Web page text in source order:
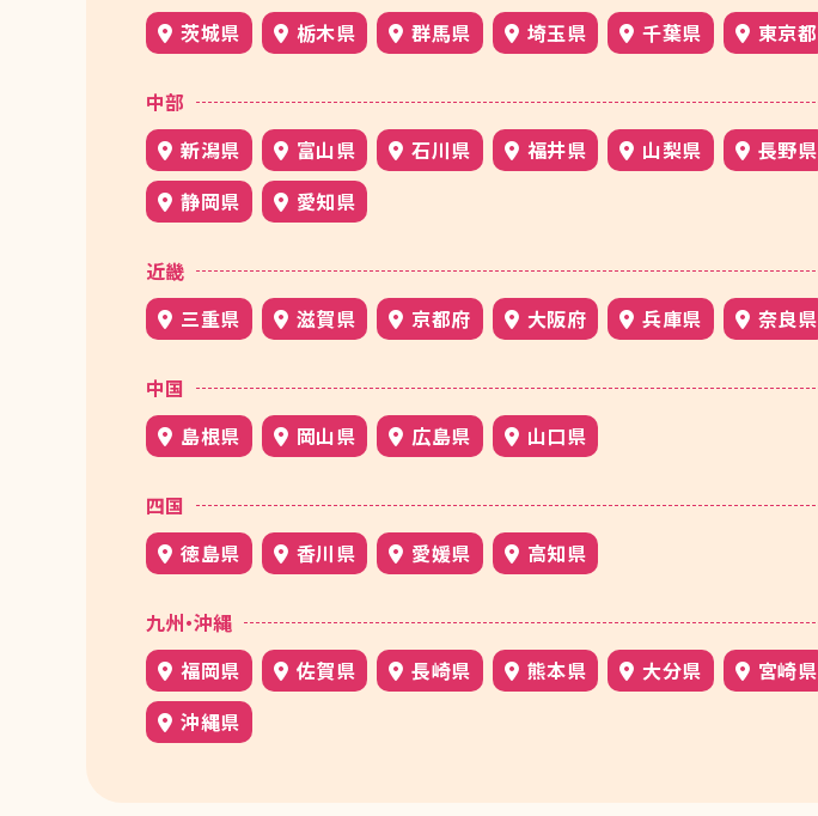
茨城県
栃木県 群馬県 埼玉県 千葉県 東京都
中部
新潟県
富山県 石川県 福井県 山梨県 長野県
静岡県
愛知県
近畿
三重県
滋賀県 京都府 大阪府 兵庫県 奈良県
中国
島根県
岡山県 広島県 山口県
四国
徳島県
香川県 愛媛県 高知県
九州・沖縄
福岡県
佐賀県 長崎県 熊本県 大分県 宮崎県
沖縄県